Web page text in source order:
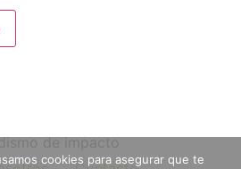
de impacto
cookies para asegurar que te